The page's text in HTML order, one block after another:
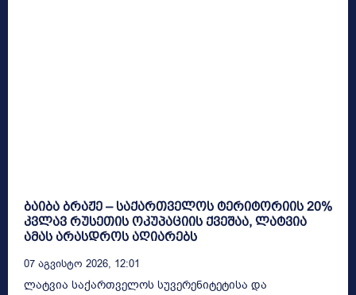
ბაიბა ბრაჟე – საქართველოს ტერიტორიის 20%
კვლავ რუსეთის ოკუპაციის ქვეშაა, ლატვია
ამას არასდროს აღიარებს
07 Აგვისტო 2026, 12:01
ლატვია საქართველოს სუვერენიტეტისა და